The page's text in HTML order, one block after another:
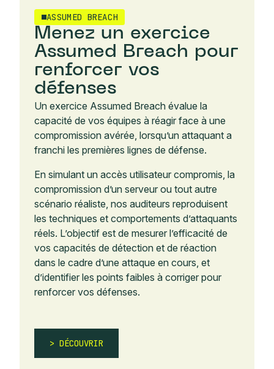
ASSUMED BREACH
Menez un exercice
Assumed Breach pour
renforcer vos
défenses
Un exercice Assumed Breach évalue la
capacité de vos équipes à réagir face à une
compromission avérée, lorsqu’un attaquant a
franchi les premières lignes de défense.
En simulant un accès utilisateur compromis, la
compromission d’un serveur ou tout autre
scénario réaliste, nos auditeurs reproduisent
les techniques et comportements d’attaquants
réels. L’objectif est de mesurer l’efficacité de
vos capacités de détection et de réaction
dans le cadre d’une attaque en cours, et
d’identifier les points faibles à corriger pour
renforcer vos défenses.
DÉCOUVRIR